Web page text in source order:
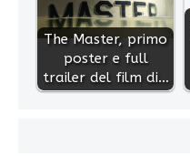
The Master, primo
poster e full
trailer del film di…